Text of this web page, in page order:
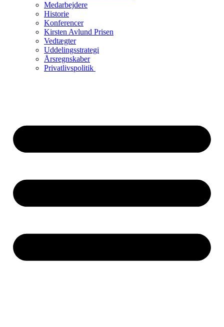
Medarbejdere
Historie
Konferencer
Kirsten Avlund Prisen
Vedtægter
Uddelingsstrategi
Årsregnskaber
Privatlivspolitik